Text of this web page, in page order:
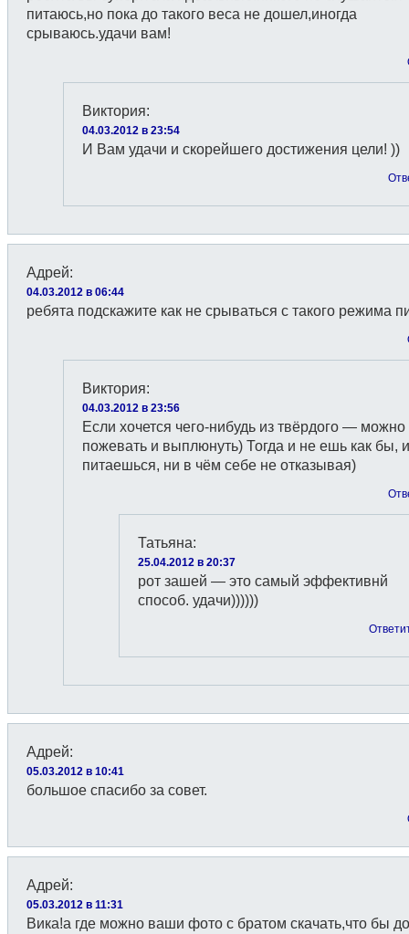
питаюсь,но пока до такого веса не дошел,иногда
срываюсь.удачи вам!
Виктория:
04.03.2012 в 23:54
И Вам удачи и скорейшего достижения цели! ))
Адрей:
04.03.2012 в 06:44
ребята подскажите как не срываться с такого режима
Виктория:
04.03.2012 в 23:56
Если хочется чего-нибудь из твёрдого — можно
пожевать и выплюнуть) Тогда и не ешь как бы, и
питаешься, ни в чём себе не отказывая)
Татьяна:
25.04.2012 в 20:37
рот зашей — это самый эффективнй
способ. удачи))))))
Адрей:
05.03.2012 в 10:41
большое спасибо за совет.
Адрей:
05.03.2012 в 11:31
Вика!а где можно ваши фото с братом скачать,что бы